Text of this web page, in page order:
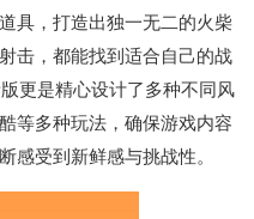
具，打造出独一无二的火柴
击，都能找到适合自己的战
更是精心设计了多种不同风
等多种玩法，确保游戏内容
感受到新鲜感与挑战性。